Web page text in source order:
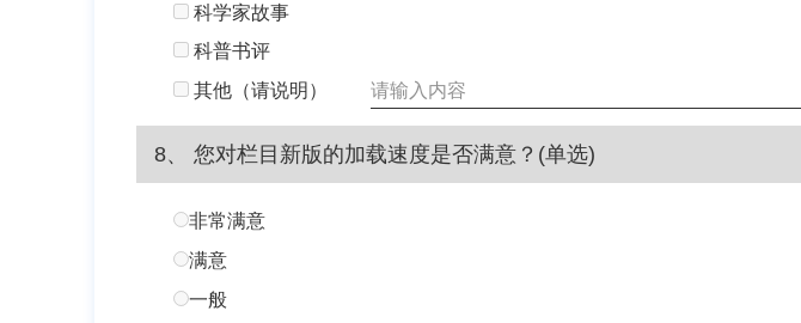
科学家故事
科普书评
其他（请说明）
8、 您对栏目新版的加载速度是否满意？(单选)
非常满意
满意
一般